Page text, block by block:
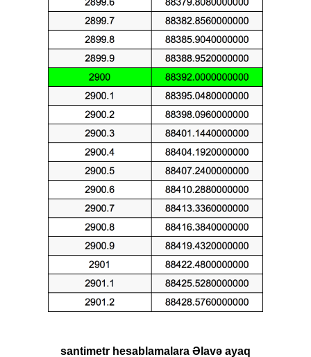
santimetr hesablamalara Əlavə ayaq